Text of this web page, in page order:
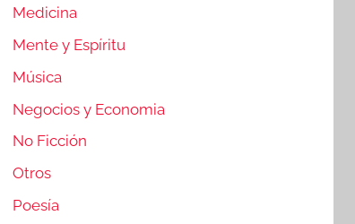
Medicina
Mente y Espíritu
Música
Negocios y Economia
No Ficción
Otros
Poesía